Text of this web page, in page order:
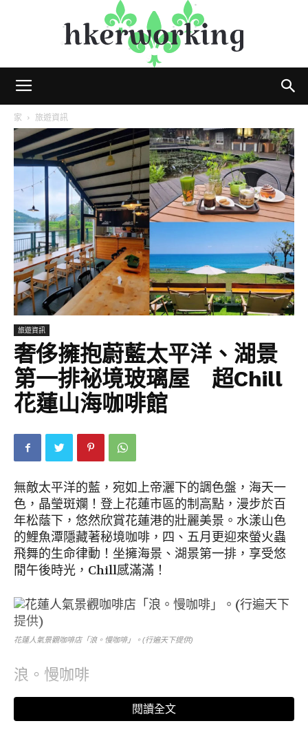
家 旅遊資訊
旅遊資訊
奢侈擁抱蔚藍太平洋、湖景
第一排祕境玻璃屋 超Chill
花蓮山海咖啡館
無敵太平洋的藍，宛如上帝灑下的調色盤，海天一
色，晶瑩斑斕！登上花蓮市區的制高點，漫步於百
年松蔭下，悠然欣賞花蓮港的壯麗美景。水漾山色
的鯉魚潭隱藏著秘境咖啡，四、五月更迎來螢火蟲
飛舞的生命律動！坐擁海景、湖景第一排，享受悠
閒午後時光，Chill感滿滿！
花蓮人氣景觀咖啡店「浪。慢咖啡」。(行遍天下提供)
浪。慢咖啡
花蓮人氣景觀咖啡店「浪。慢咖啡」位於壽豐鄉台
11線海景第一排，距離市中心僅需15分鐘車程，憑藉
閱讀全文